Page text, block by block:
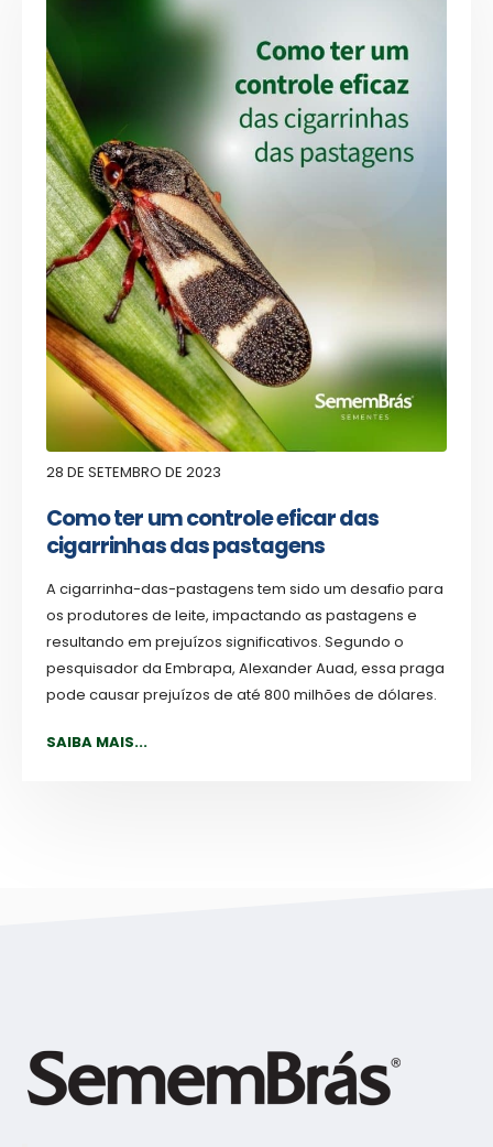
28 DE SETEMBRO DE 2023
Como ter um controle eficar das
cigarrinhas das pastagens
A cigarrinha-das-pastagens tem sido um desafio para
os produtores de leite, impactando as pastagens e
resultando em prejuízos significativos. Segundo o
pesquisador da Embrapa, Alexander Auad, essa praga
pode causar prejuízos de até 800 milhões de dólares.
SAIBA MAIS...